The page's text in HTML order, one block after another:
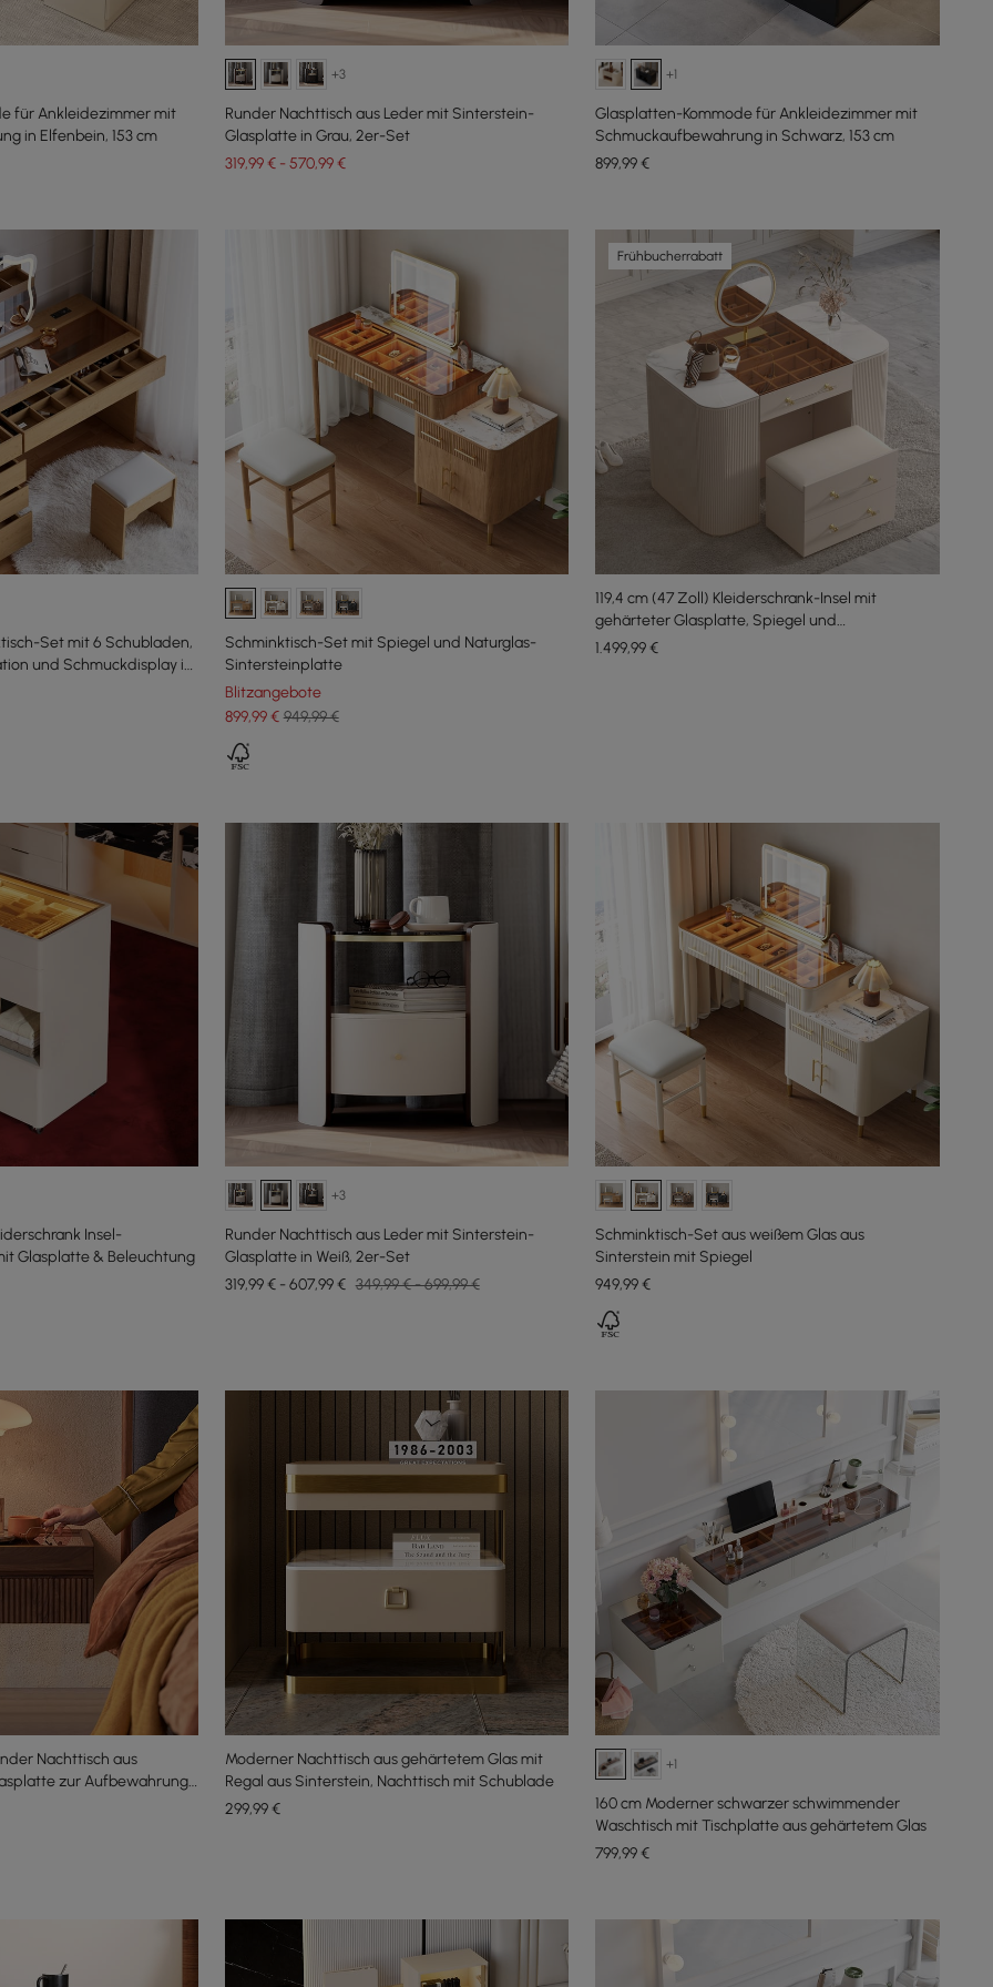
für Ankleidezimmer mit
in Elfenbein, 153 cm
+3
Runder Nachttisch aus Leder mit Sinterstein-
Glasplatte in Grau, 2er-Set
319,99 € - 570,99 €
+1
Glasplatten-Kommode für Ankleidezimmer mit
Schmuckaufbewahrung in Schwarz, 153 cm
899,99€
Set mit 6 Schubladen,
und Schmuckdisplay in
Schminktisch-Set mit Spiegel und Naturglas-
Sintersteinplatte
Blitzangebote
899,99€ 949,99 €
Frühbucherrabatt
119,4 cm (47 Zoll) Kleiderschrank-Insel mit
gehärteter Glasplatte, Spiegel und
Schmuckaufbewahrung, Schminktisch
1.499,99€
Insel-
Glasplatte & Beleuchtung
+3
Runder Nachttisch aus Leder mit Sinterstein-
Glasplatte in Weiß, 2er-Set
319,99 € - 607,99 € 349,99 € - 699,99 €
Schminktisch-Set aus weißem Glas aus
Sinterstein mit Spiegel
949,99€
Nachttisch aus
zur Aufbewahrung
Moderner Nachttisch aus gehärtetem Glas mit
Regal aus Sinterstein, Nachttisch mit Schublade
299,99€
+1
160 cm Moderner schwarzer schwimmender
Waschtisch mit Tischplatte aus gehärtetem Glas
799,99€